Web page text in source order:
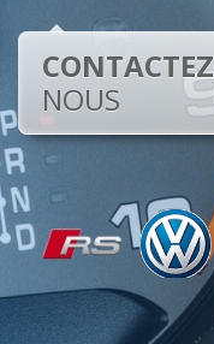
CONTACTEZ
NOUS